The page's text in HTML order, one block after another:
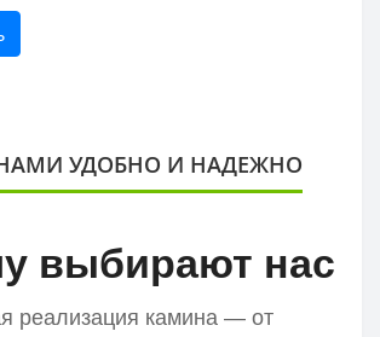
УДОБНО И НАДЕЖНО
выбирают нас
реализация камина — от